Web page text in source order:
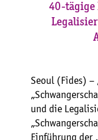
40-tägige
Seoul (Fides)
und die
Einführung der